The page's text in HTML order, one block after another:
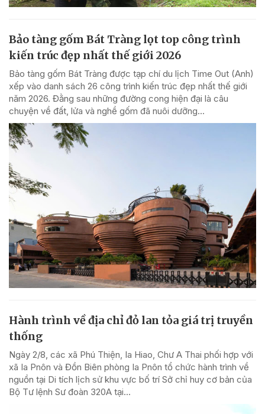
Bảo tàng gốm Bát Tràng lọt top công trình
kiến trúc đẹp nhất thế giới 2026
Bảo tàng gốm Bát Tràng được tạp chí du lịch Time Out (Anh)
xếp vào danh sách 26 công trình kiến trúc đẹp nhất thế giới
năm 2026. Đằng sau những đường cong hiện đại là câu
chuyện về đất, lửa và nghề gốm đã nuôi dưỡng...
Hành trình về địa chỉ đỏ lan tỏa giá trị truyền
thống
Ngày 2/8, các xã Phú Thiện, Ia Hiao, Chư A Thai phối hợp với
xã Ia Pnôn và Đồn Biên phòng Ia Pnôn tổ chức hành trình về
nguồn tại Di tích lịch sử khu vực bố trí Sở chỉ huy cơ bản của
Bộ Tư lệnh Sư đoàn 320A tại...